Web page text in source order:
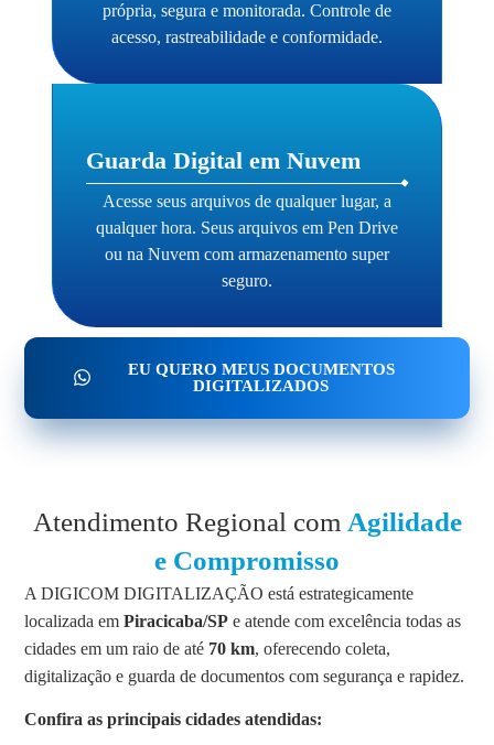
própria, segura e monitorada. Controle de
acesso, rastreabilidade e conformidade.
Guarda Digital em Nuvem
Acesse seus arquivos de qualquer lugar, a
qualquer hora. Seus arquivos em Pen Drive
ou na Nuvem com armazenamento super
seguro.
EU QUERO MEUS DOCUMENTOS
DIGITALIZADOS
Atendimento Regional com Agilidade
e Compromisso
A DIGICOM DIGITALIZAÇÃO está estrategicamente
localizada emPiracicaba/SP e atende com excelência todas as
cidades em um raio de até 70 km, oferecendo coleta,
digitalização e guarda de documentos com segurança e rapidez.
Confira as principais cidades atendidas: